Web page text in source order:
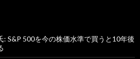
: S&P 500を今の株価水準で買うと10年後